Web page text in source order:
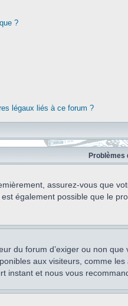
?
légaux liés à ce forum ?
Problèmes
assurez-vous que
également possible que le
du forum d’exiger ou non
aux visiteurs, comme
instant et nous vous